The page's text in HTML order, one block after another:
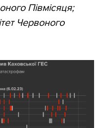
Півмісяця;
Червоного